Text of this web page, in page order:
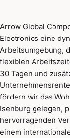
Arrow Global
Electronics eine
Arbeitsumgebung,
flexiblen
30 Tagen und
fördern wir das
Isenburg gelegen,
hervorragenden
einem